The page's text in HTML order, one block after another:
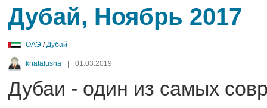
Дубай, Ноябрь 2017
ОАЭ /Дубай
knatalusha 01.03.2019
Дубаи - один из самых